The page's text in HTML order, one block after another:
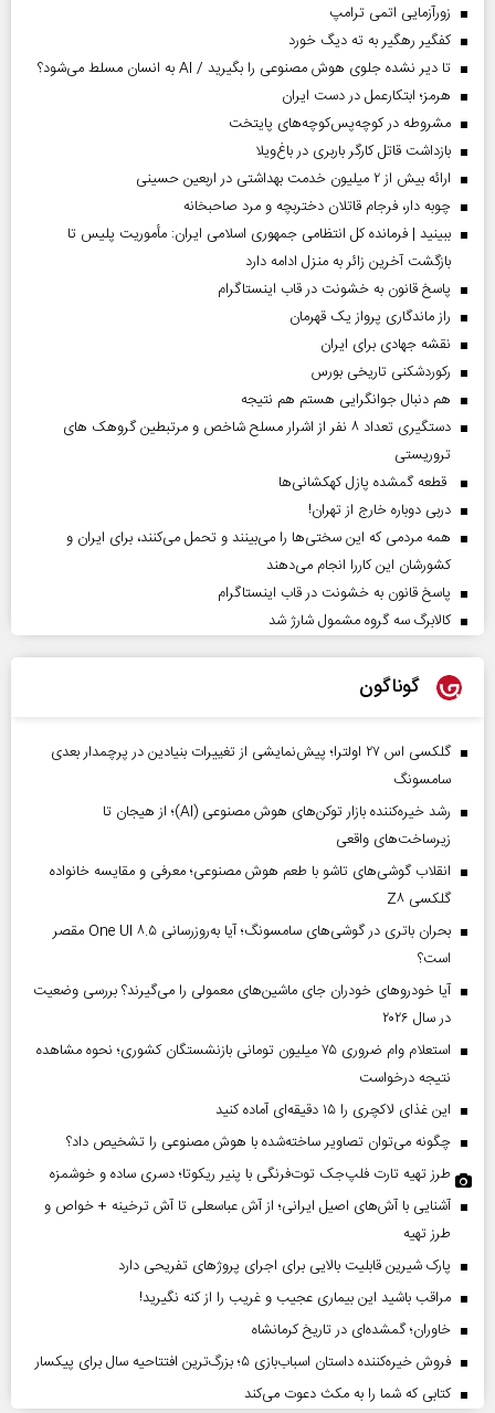
زورآزمایی اتمی ترامپ
کفگیر رهگیر به ته دیگ خورد
تا دیر نشده جلوی هوش مصنوعی را بگیرید / AI به انسان مسلط می‌شود؟
هرمز؛ ابتکارعمل در دست ایران
مشروطه در کوچه‌پس‌کوچه‌های پایتخت
بازداشت قاتل کارگر باربری در باغ‌ویلا
ارائه بیش از ۲ میلیون خدمت بهداشتی در اربعین حسینی
چوبه دار، فرجام قاتلان دختربچه و مرد صاحبخانه
ببینید | فرمانده کل انتظامی جمهوری اسلامی ایران­: مأموریت پلیس تا
بازگشت آخرین زائر به منزل ادامه دارد
پاسخ قانون به خشونت در قاب اینستاگرام
راز ماندگاری پرواز یک قهرمان
نقشه جهادی برای ایران
رکوردشکنی تاریخی بورس
هم دنبال جوانگرایی هستم هم نتیجه
دستگیری تعداد ۸ نفر از اشرار مسلح شاخص و مرتبطین گروهک های
تروریستی
قطعه گمشده پازل کهکشانی‌ها
دربی دوباره خارج از تهران!
همه مردمی که این سختی‌ها را می‌بینند و تحمل می‌کنند، برای ایران و
کشورشان این کاررا انجام می‌دهند
پاسخ قانون به خشونت در قاب اینستاگرام
کالابرگ سه گروه مشمول شارژ شد
گوناگون
گلکسی اس ۲۷ اولترا؛ پیش‌نمایشی از تغییرات بنیادین در پرچمدار بعدی
سامسونگ
رشد خیره‌کننده بازار توکن‌های هوش مصنوعی (AI)؛ از هیجان تا
زیرساخت‌های واقعی
انقلاب گوشی‌های تاشو‌ با طعم هوش مصنوعی؛ معرفی و مقایسه خانواده
گلکسی Z۸
بحران باتری در گوشی‌های سامسونگ؛ آیا به‌روزرسانی One UI ۸.۵ مقصر
است؟
آیا خودروهای خودران جای ماشین‌های معمولی را می‌گیرند؟ بررسی وضعیت
در سال ۲۰۲۶
استعلام وام ضروری ۷۵ میلیون تومانی بازنشستگان کشوری؛ نحوه مشاهده
نتیجه درخواست
این غذای لاکچری را ۱۵ دقیقه‌ای آماده کنید
چگونه می‌توان تصاویر ساخته‌شده با هوش مصنوعی را تشخیص داد؟
طرز تهیه تارت فلپ‌جک توت‌فرنگی با پنیر ریکوتا؛ دسری ساده و خوشمزه
آشنایی با آش‌های اصیل ایرانی؛ از آش عباسعلی تا آش ترخینه + خواص و
طرز تهیه
پارک شیرین قابلیت‌ بالایی برای اجرای پروژهای تفریحی دارد
مراقب باشید این بیماری عجیب و غریب را از کنه نگیرید!
خاوران؛ گمشده‌ای در تاریخ کرمانشاه
فروش خیره‌کننده داستان اسباب‌بازی ۵؛ بزرگ‌ترین افتتاحیه سال برای پیکسار
کتابی که شما را به مکث دعوت می‌کند